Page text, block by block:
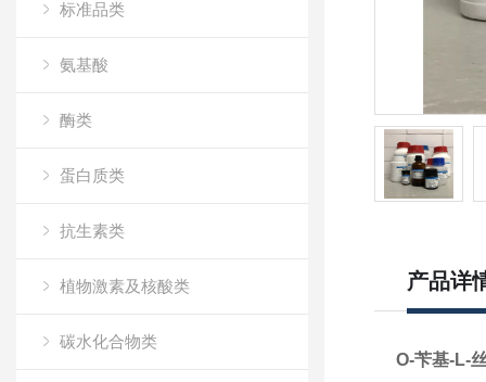
标准品类
氨基酸
酶类
蛋白质类
抗生素类
植物激素及核酸类
碳水化合物类
产品详
O-苄基-L-